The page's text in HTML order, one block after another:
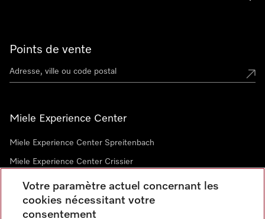
Points de vente
Miele Experience Center
Miele Experience Center Spreitenbach
Miele Experience Center Crissier
Newsletter
Votre paramètre actuel concernant les
cookies nécessitant votre
consentement